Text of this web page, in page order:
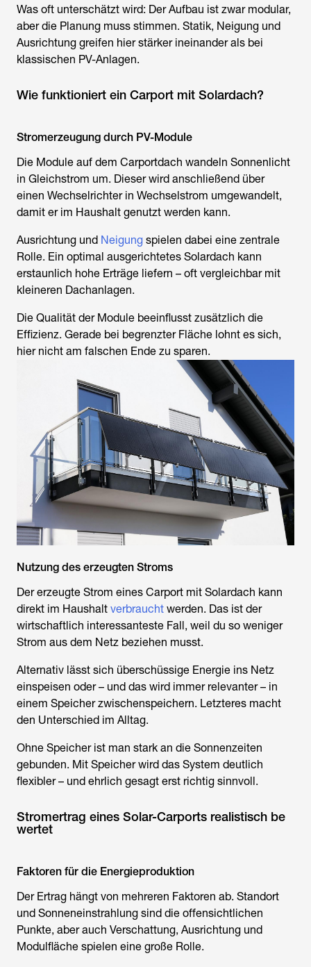
Was oft unterschätzt wird: Der Aufbau ist zwar modular,
aber die Planung muss stimmen. Statik, Neigung und
Ausrichtung greifen hier stärker ineinander als bei
klassischen PV-Anlagen.
Wie funktioniert ein Carport mit Solardach?
Stromerzeugung durch PV-Module
Die Module auf dem Carportdach wandeln Sonnenlicht
in Gleichstrom um. Dieser wird anschließend über
einen Wechselrichter in Wechselstrom umgewandelt,
damit er im Haushalt genutzt werden kann.
Ausrichtung und Neigung spielen dabei eine zentrale
Rolle. Ein optimal ausgerichtetes Solardach kann
erstaunlich hohe Erträge liefern – oft vergleichbar mit
kleineren Dachanlagen.
Die Qualität der Module beeinflusst zusätzlich die
Effizienz. Gerade bei begrenzter Fläche lohnt es sich,
hier nicht am falschen Ende zu sparen.
Nutzung des erzeugten Stroms
Der erzeugte Strom eines Carport mit Solardach kann
direkt im Haushalt verbraucht werden. Das ist der
wirtschaftlich interessanteste Fall, weil du so weniger
Strom aus dem Netz beziehen musst.
Alternativ lässt sich überschüssige Energie ins Netz
einspeisen oder – und das wird immer relevanter – in
einem Speicher zwischenspeichern. Letzteres macht
den Unterschied im Alltag.
Ohne Speicher ist man stark an die Sonnenzeiten
gebunden. Mit Speicher wird das System deutlich
flexibler – und ehrlich gesagt erst richtig sinnvoll.
Stromertrag eines Solar-Carports realistisch be
wertet
Faktoren für die Energieproduktion
Der Ertrag hängt von mehreren Faktoren ab. Standort
und Sonneneinstrahlung sind die offensichtlichen
Punkte, aber auch Verschattung, Ausrichtung und
Modulfläche spielen eine große Rolle.